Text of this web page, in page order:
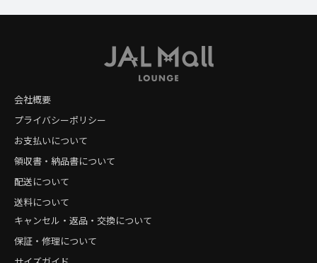
会社概要
プライバシーポリシー
お支払いについて
領収書・納品書について
配送について
送料について
キャンセル・返品・交換について
保証・修理について